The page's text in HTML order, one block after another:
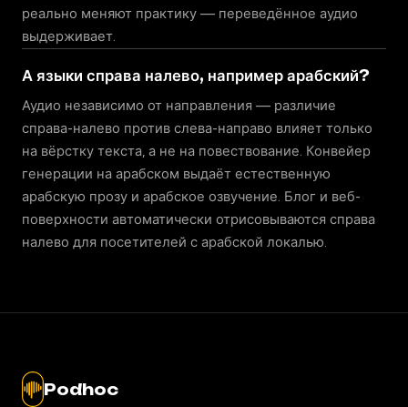
реально меняют практику — переведённое аудио
выдерживает.
А языки справа налево, например арабский?
Аудио независимо от направления — различие
справа-налево против слева-направо влияет только
на вёрстку текста, а не на повествование. Конвейер
генерации на арабском выдаёт естественную
арабскую прозу и арабское озвучение. Блог и веб-
поверхности автоматически отрисовываются справа
налево для посетителей с арабской локалью.
Podhoc